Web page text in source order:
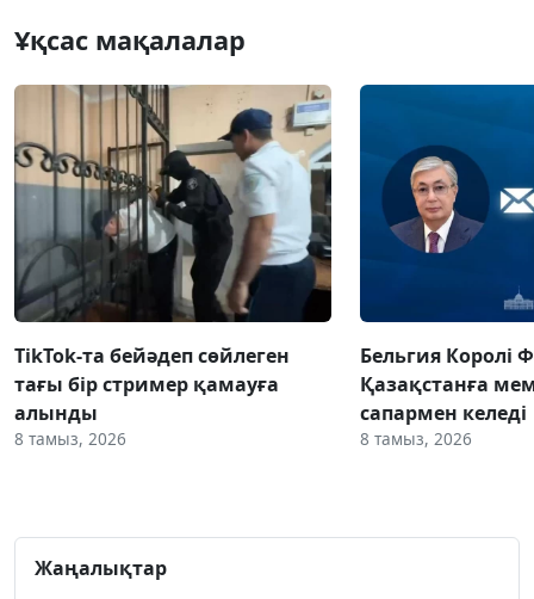
Ұқсас мақалалар
TikTok-та бейәдеп сөйлеген
тағы бір стример қамауға
алынды
8 тамыз, 2026
Бельгия Королі
Қазақстанға
сапармен келеді
8 тамыз, 2026
Жаңалықтар